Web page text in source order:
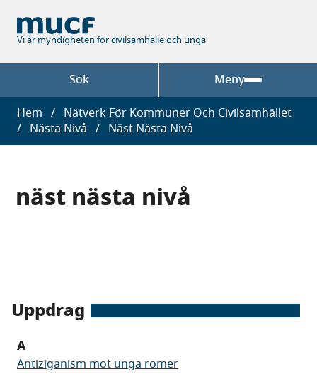
huvudinnehåll
Vi är myndigheten för civilsamhälle och unga
Sök Meny
Länkstig
Hem
Nätverk För Kommuner Och Civilsamhället
Nästa Nivå
Näst Nästa Nivå
näst nästa nivå
Uppdrag
A
Antiziganism mot unga romer